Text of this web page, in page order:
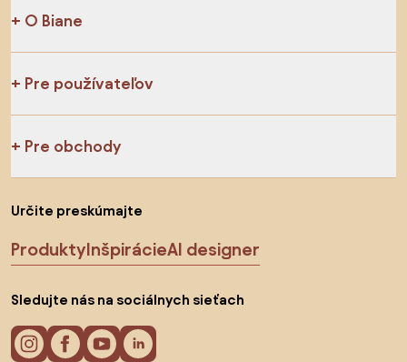
O Biane
Pre používateľov
Pre obchody
Určite preskúmajte
ProduktyInšpirácieAI designer
Sledujte nás na sociálnych sieťach